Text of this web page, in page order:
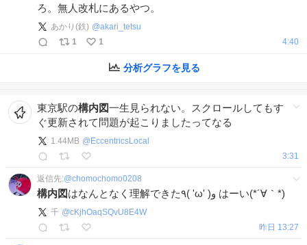
ろ。無人改札にあるやつ。
あかり(鉄) @akari_tetsu
1
1 4:40
分析グラフを見る
東京駅の構内図一生見られない。スクロールしてもす
ぐ更新されて問題が起こりましたってなる
1.44MB @ EccentricsLocal
3:31
返信先:@chomochomo0208
構内図 はなんとなく理解できた٩( 'ω' )و はーい(*´∀｀*)
千 @cKjhOaqSQvU8E4W
昨日 13:27